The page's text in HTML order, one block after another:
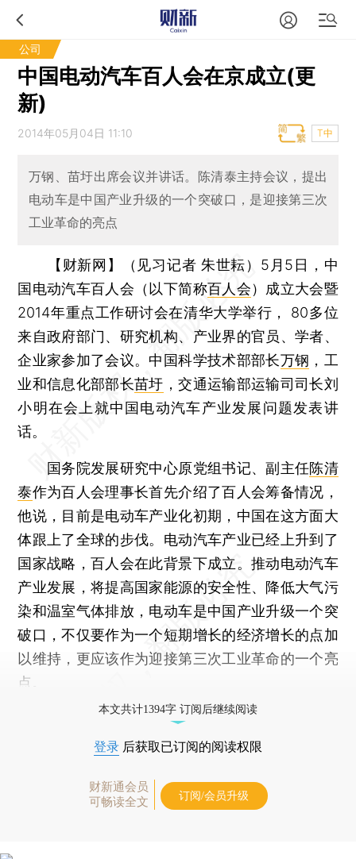
公司
中国电动汽车百人会在京成立(更
新)
2014年05月04日 11:10 T中
万钢、苗圩出席会议并讲话。陈清泰主持会议，提出
电动车是中国产业升级的一个突破口，是迎接第三次
工业革命的亮点
【财新网】（见习记者 朱世耘） 5月5日，中
国电动汽车百人会（以下简称百人会）成立大会暨
2014年重点工作研讨会在清华大学举行， 80多位
来自政府部门、研究机构、产业界的官员、学者、
企业家参加了会议。中国科学技术部部长万钢 ，工
业和信息化部部长苗圩 ，交通运输部运输司司长刘
小明在会上就中国电动汽车产业发展问题发表讲
话。
国务院发展研究中心原党组书记、副主任陈清
泰作为百人会理事长首先介绍了百人会筹备情况，
他说，目前是电动车产业化初期，中国在这方面大
体跟上了全球的步伐。电动汽车产业已经上升到了
国家战略，百人会在此背景下成立。推动电动汽车
产业发展，将提高国家能源的安全性、降低大气污
染和温室气体排放，电动车是中国产业升级一个突
破口，不仅要作为一个短期增长的经济增长的点加
以维持，更应该作为迎接第三次工业革命的一个亮
点。
本文共计1394字 订阅后继续阅读
登录 后获取已订阅的阅读权限
财新通会员
可畅读全文
订阅/会员升级